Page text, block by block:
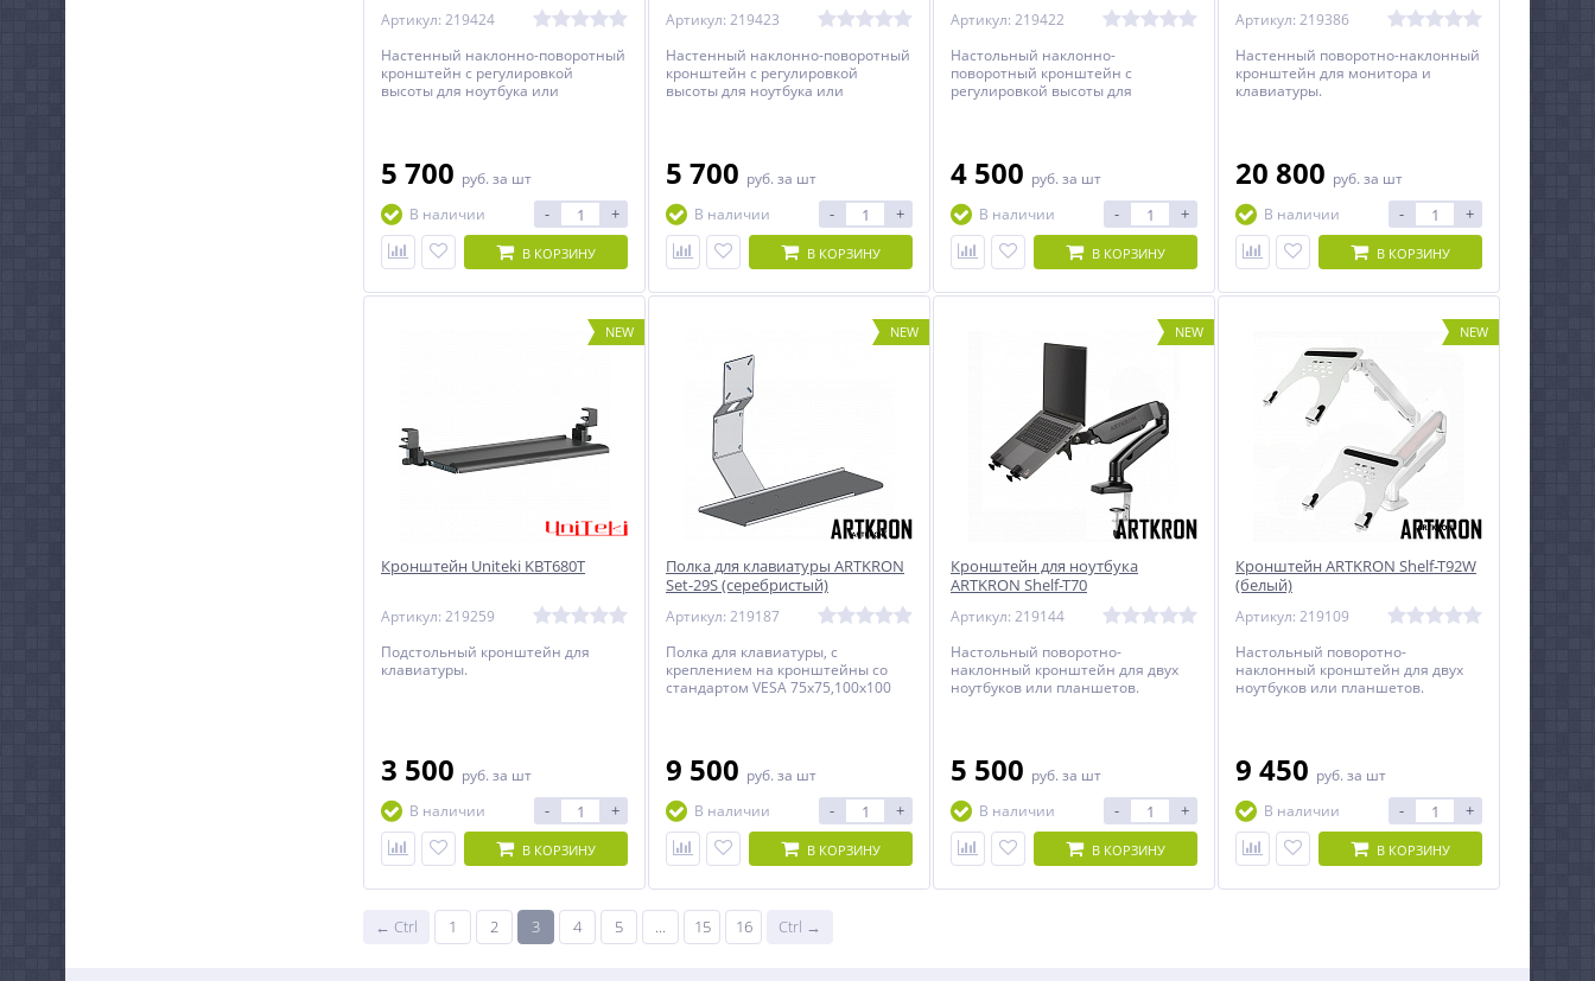
Артикул: 219424
Настенный наклонно-поворотный
кронштейн с регулировкой
высоты для ноутбука или
5 700 руб. за шт
В наличии
- +
В КОРЗИНУ
Артикул: 219423
Настенный наклонно-поворотный
кронштейн с регулировкой
высоты для ноутбука или
5 700 руб. за шт
В наличии
- +
В КОРЗИНУ
Артикул: 219422
Настольный наклонно-
поворотный кронштейн с
регулировкой высоты для
4 500 руб. за шт
В наличии
- +
В КОРЗИНУ
Артикул: 219386
Настенный поворотно-наклонный
кронштейн для монитора и
клавиатуры.
20 800 руб. за шт
В наличии
- +
В КОРЗИНУ
NEW
Кронштейн Uniteki KBT680T
Артикул: 219259
Подстольный кронштейн для
клавиатуры.
3 500 руб. за шт
В наличии
- +
В КОРЗИНУ
NEW
Полка для клавиатуры ARTKRON
Set-29S (серебристый)
Артикул: 219187
Полка для клавиатуры, с
креплением на кронштейны со
стандартом VESA 75х75,100х100
9 500 руб. за шт
В наличии
- +
В КОРЗИНУ
NEW
Кронштейн для ноутбука
ARTKRON Shelf-T70
Артикул: 219144
Настольный поворотно-
наклонный кронштейн для двух
ноутбуков или планшетов.
5 500 руб. за шт
В наличии
- +
В КОРЗИНУ
NEW
Кронштейн ARTKRON Shelf-T92W
(белый)
Артикул: 219109
Настольный поворотно-
наклонный кронштейн для двух
ноутбуков или планшетов.
9 450 руб. за шт
В наличии
- +
В КОРЗИНУ
← Ctrl 1 2 3 4 5 ... 15 16 Ctrl →